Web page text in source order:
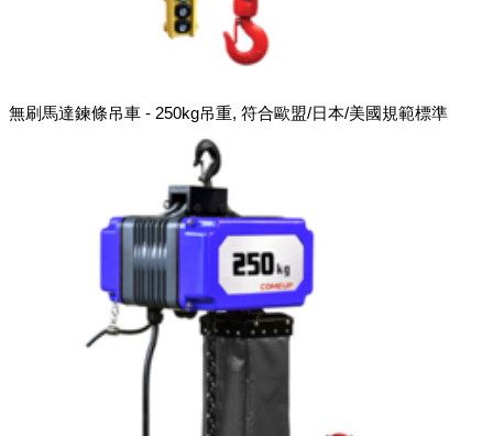
無刷馬達鍊條吊車 - 250kg吊重, 符合歐盟/日本/美國規範標準